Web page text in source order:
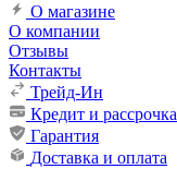
О магазине
О компании
Отзывы
Контакты
Трейд-Ин
Кредит и рассрочка
Гарантия
Доставка и оплата